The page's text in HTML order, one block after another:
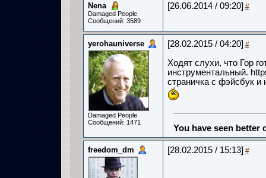
Nena
Damaged People
Сообщений: 3589
[26.06.2014 / 09:20] #
yerohauniverse
Damaged People
Сообщений: 1471
[28.02.2015 / 04:20] #
Ходят слухи, что Гор
инструментальный.
страничка с фэйсбук
You have seen better
freedom_dm [28.02.2015 / 15:13] #